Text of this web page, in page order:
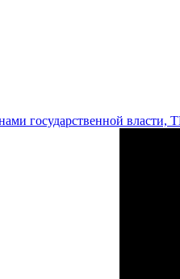
государственной власти,